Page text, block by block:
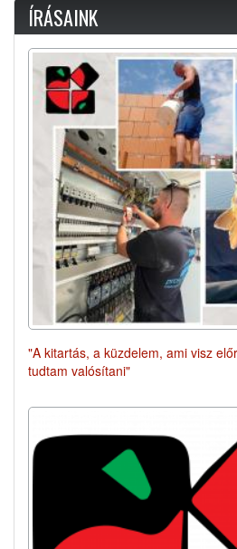
ÍRÁSAINK
"A kitartás, a küzdelem, ami visz
tudtam valósítani"